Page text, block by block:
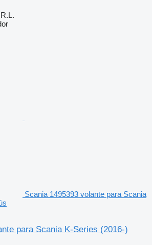
Scania 1495393 volante para Scania
para Scania K-Series (2016-)